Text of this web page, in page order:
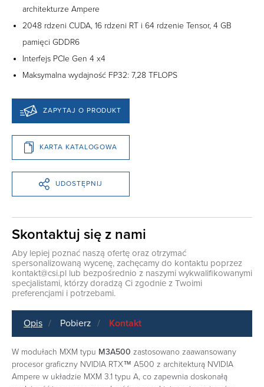
architekturze Ampere
2048 rdzeni CUDA, 16 rdzeni RT i 64 rdzenie Tensor, 4 GB
pamięci GDDR6
Interfejs PCIe Gen 4 x4
Maksymalna wydajność FP32: 7,28 TFLOPS
ZAPYTAJ O PRODUKT
KARTA KATALOGOWA
UDOSTĘPNIJ
Skontaktuj się z nami
Aby lepiej poznać naszą ofertę oraz otrzymać
spersonalizowaną wycenę, zachęcamy do kontaktu poprzez
kontakt@csi.pl lub bezpośrednio z naszymi wykwalifikowanymi
specjalistami, którzy doradzą Ci zgodnie z Twoimi
preferencjami i potrzebami.
Opis Pobierz Kontakt
W modułach MXM typu M3A500 zastosowano zaawansowany
procesor graficzny NVIDIA RTX™ A500 z architekturą NVIDIA
Ampere w układzie MXM 3.1 typu A, co zapewnia doskonałą